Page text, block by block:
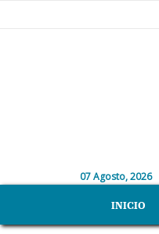
07 Agosto, 2026
INICIO